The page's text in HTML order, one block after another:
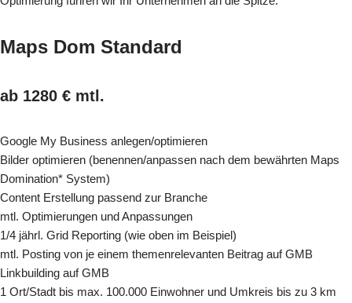
Maps Dom Standard
ab 1280 € mtl.
Google My Business anlegen/optimieren
Bilder optimieren (benennen/anpassen nach dem bewährten Maps
Domination* System)
Content Erstellung passend zur Branche
mtl. Optimierungen und Anpassungen
1/4 jährl. Grid Reporting (wie oben im Beispiel)
mtl. Posting von je einem themenrelevanten Beitrag auf GMB
Linkbuilding auf GMB
1 Ort/Stadt bis max. 100.000 Einwohner und Umkreis bis zu 3 km